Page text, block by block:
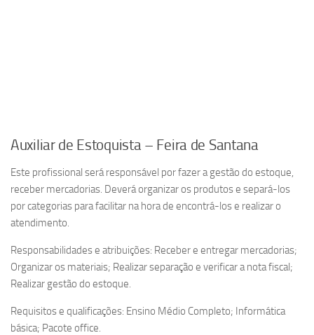
Auxiliar de Estoquista – Feira de Santana
Este profissional será responsável por fazer a gestão do estoque,
receber mercadorias. Deverá organizar os produtos e separá-los
por categorias para facilitar na hora de encontrá-los e realizar o
atendimento.
Responsabilidades e atribuições: Receber e entregar mercadorias;
Organizar os materiais; Realizar separação e verificar a nota fiscal;
Realizar gestão do estoque.
Requisitos e qualificações: Ensino Médio Completo; Informática
básica; Pacote office.